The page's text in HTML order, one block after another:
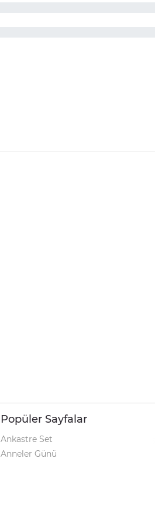
Popüler Sayfalar
Ankastre Set
Anneler Günü